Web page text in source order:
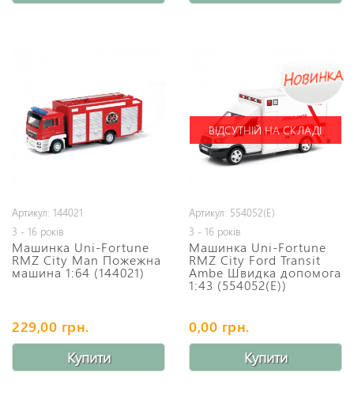
Артикул: 144021
3 - 16 років
Машинка Uni-Fortune
RMZ City Man Пожежна
машина 1:64 (144021)
229,00 грн.
Купити
ВІДСУТНІЙ НА СКЛАДІ
Артикул: 554052(E)
3 - 16 років
Машинка Uni-Fortune
RMZ City Ford Transit
Ambe Швидка допомога
1:43 (554052(E))
0,00 грн.
Купити